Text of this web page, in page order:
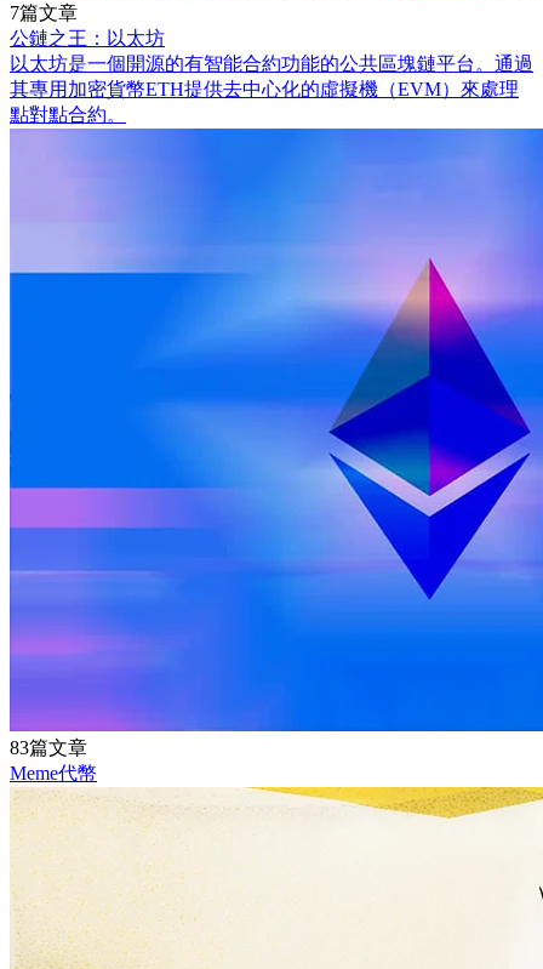
7篇文章
公鏈之王：以太坊
以太坊是一個開源的有智能合約功能的公共區塊鏈平台。通過
其專用加密貨幣ETH提供去中心化的虛擬機（EVM）來處理
點對點合約。
83篇文章
Meme代幣